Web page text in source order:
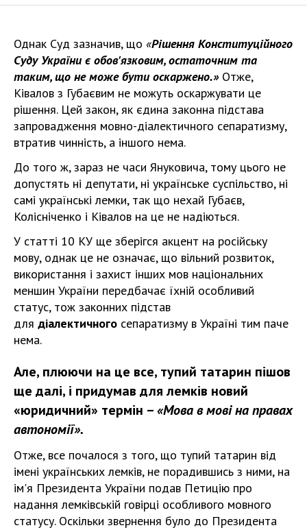
Однак Cуд зазначив, що «Рішення Конституційного
Суду України є обов'язковим, остаточним та
таким, що не може бути оскаржено.» Отже,
Ківалов з Губаєвим не можуть оскаржувати це
рішення. Цей закон, як єдина законна підстава
запровадження мовно-діалектичного сепаратизму,
втратив чинність, а іншого нема.
До того ж, зараз не часи Януковича, тому цього не
допустять ні депутати, ні українське суспільство, ні
самі українські лемки, так що нехай Губаєв,
Колісніченко і Ківалов на це не надіються.
У статті 10 КУ ще зберігся акцент на російську
мову, однак це не означає, що вільний розвиток,
використання і захист інших мов національних
меншин України передбачає їхній особливий
статус, тож законних підстав
для діалектичного сепаратизму в Україні тим паче
нема.
Але, плюючи на це все, тупий татарин пішов
ще далі, і придумав для лемків новий
«юридичний» термін –«Мова в мові на правах
автономії».
Отже, все почалося з того, що тупий татарин від
імені українських лемків, не порадившись з ними, на
ім'я Президента України подав Петицію про
надання лемківській говірці особливого мовного
статусу. Оскільки звернення було до Президента